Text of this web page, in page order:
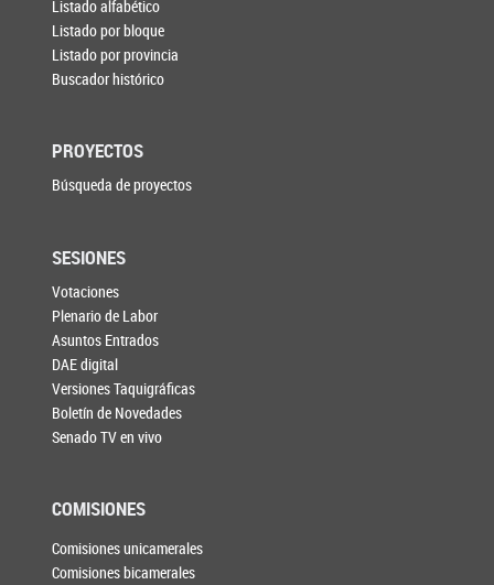
Listado alfabético
Listado por bloque
Listado por provincia
Buscador histórico
PROYECTOS
Búsqueda de proyectos
SESIONES
Votaciones
Plenario de Labor
Asuntos Entrados
DAE digital
Versiones Taquigráficas
Boletín de Novedades
Senado TV en vivo
COMISIONES
Comisiones unicamerales
Comisiones bicamerales